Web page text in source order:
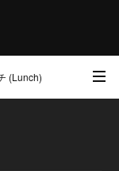
(Lunch)